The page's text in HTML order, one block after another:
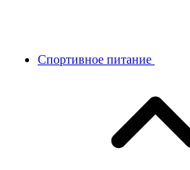
Спортивное питание